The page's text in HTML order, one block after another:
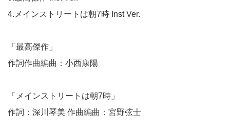
4.メインストリートは朝7時 Inst Ver.
「最高傑作」
作詞作曲編曲：小西康陽
「メインストリートは朝7時」
作詞：深川琴美 作曲編曲：宮野弦士